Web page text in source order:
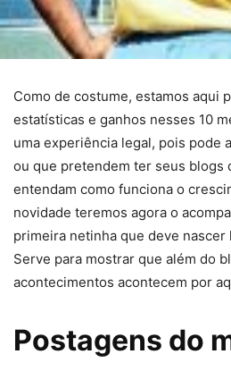
Como de costume, estamos aqui
estatísticas e ganhos nesses 10
uma experiência legal, pois pode
ou que pretendem ter seus blogs
entendam como funciona o
novidade teremos agora o
primeira netinha que deve nascer
Serve para mostrar que além do
acontecimentos acontecem por
Postagens do